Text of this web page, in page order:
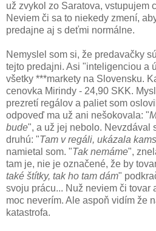
už zvykol zo Saratova, vstupujem
Neviem či sa to niekedy zmení,
predajne aj s deťmi normálne.
Nemyslel som si, že predavačky
tejto predajni. Asi "inteligenciou a
všetky ***markety na Slovensku.
cenovka Mirindy - 24,90 SKK.
prezretí regálov a paliet som
odpoveď ma už ani nešokovala: "
bude", a už jej nebolo. Nevzdával
druhú: "Tam v regáli, ukázala
namietal som. "Tak nemáme",
tam je, nie je označené, že by
také štítky, tak ho tam dám"
svoju prácu... Nuž neviem či tovar
moc neverím. Ale aspoň vidím že
katastrofa.